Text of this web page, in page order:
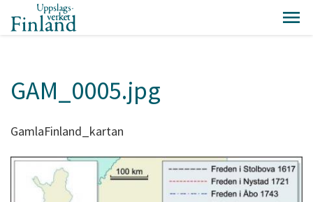
GAM_0005.jpg
GamlaFinland_kartan